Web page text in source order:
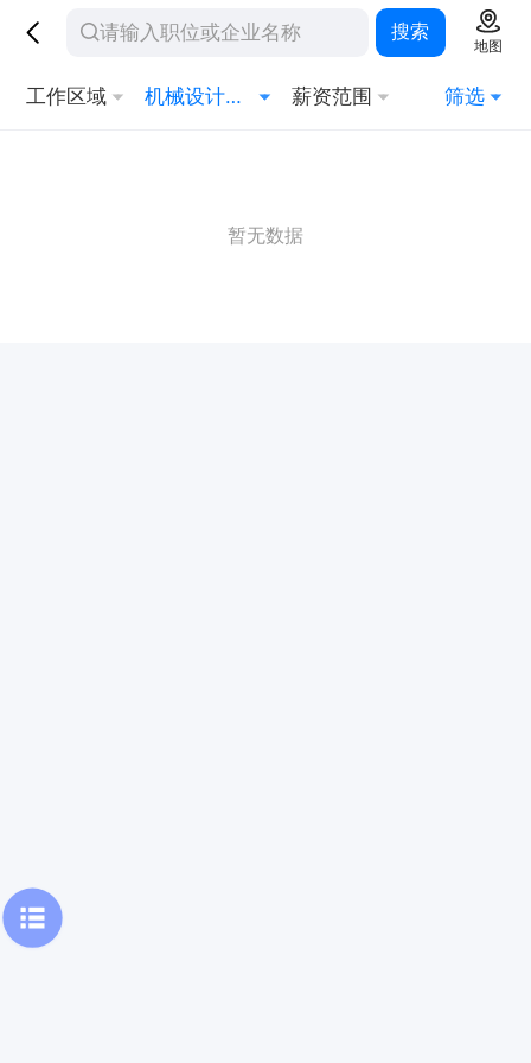
搜索
地图
工作区域 机械设计与制造 薪资范围 筛选
暂无数据